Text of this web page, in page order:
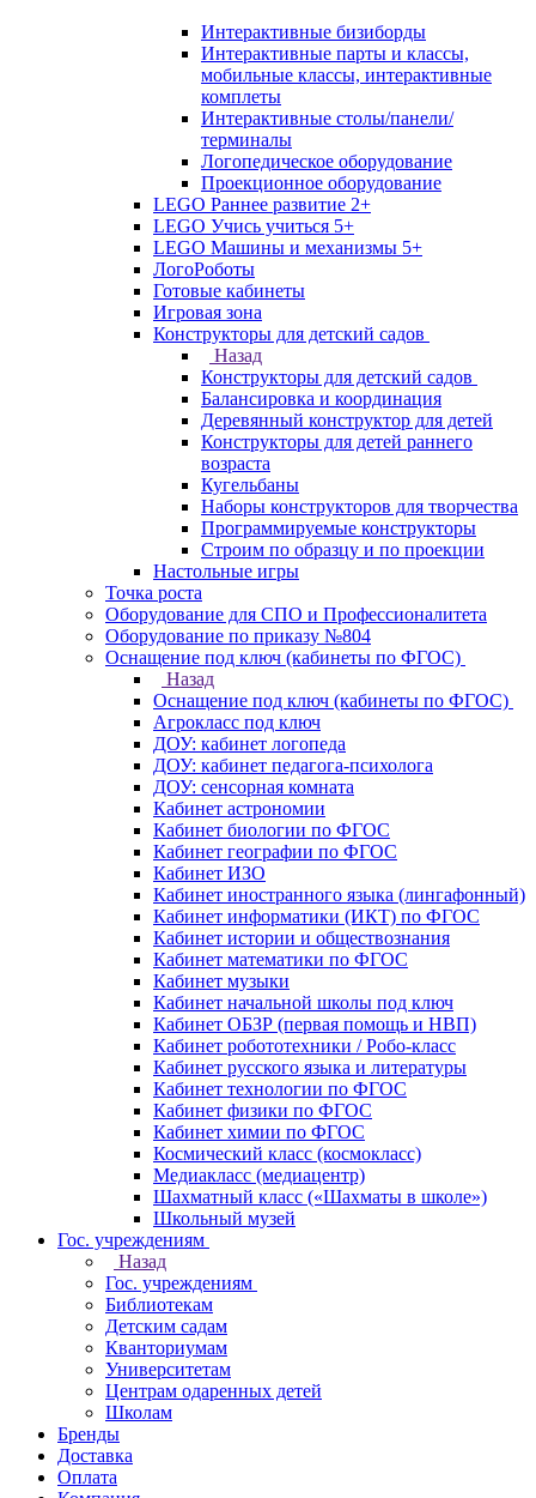
Интерактивные бизиборды
Интерактивные парты и классы,
мобильные классы, интерактивные
комплеты
Интерактивные столы/панели/
терминалы
Логопедическое оборудование
Проекционное оборудование
LEGO Раннее развитие 2+
LEGO Учись учиться 5+
LEGO Машины и механизмы 5+
ЛогоРоботы
Готовые кабинеты
Игровая зона
Конструкторы для детский садов
Назад
Конструкторы для детский садов
Балансировка и координация
Деревянный конструктор для детей
Конструкторы для детей раннего
возраста
Кугельбаны
Наборы конструкторов для творчества
Программируемые конструкторы
Строим по образцу и по проекции
Настольные игры
Точка роста
Оборудование для СПО и Профессионалитета
Оборудование по приказу №804
Оснащение под ключ (кабинеты по ФГОС)
Назад
Оснащение под ключ (кабинеты по ФГОС)
Агрокласс под ключ
ДОУ: кабинет логопеда
ДОУ: кабинет педагога-психолога
ДОУ: сенсорная комната
Кабинет астрономии
Кабинет биологии по ФГОС
Кабинет географии по ФГОС
Кабинет ИЗО
Кабинет иностранного языка (лингафонный)
Кабинет информатики (ИКТ) по ФГОС
Кабинет истории и обществознания
Кабинет математики по ФГОС
Кабинет музыки
Кабинет начальной школы под ключ
Кабинет ОБЗР (первая помощь и НВП)
Кабинет робототехники / Робо-класс
Кабинет русского языка и литературы
Кабинет технологии по ФГОС
Кабинет физики по ФГОС
Кабинет химии по ФГОС
Космический класс (космокласс)
Медиакласс (медиацентр)
Шахматный класс («Шахматы в школе»)
Школьный музей
Гос. учреждениям
Назад
Гос. учреждениям
Библиотекам
Детским садам
Кванториумам
Университетам
Центрам одаренных детей
Школам
Бренды
Доставка
Оплата